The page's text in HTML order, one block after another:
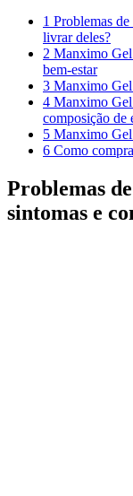
1 Problemas
livrar deles?
2 Manximo
bem-estar
3 Manximo Gel
4 Manximo Gel
composição de
5 Manximo
6 Como
Problemas
sintomas e